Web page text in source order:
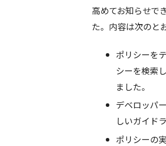
高めてお知らせで
た。内容は次のと
ポリシーを
シーを検索
ました。
デベロッパ
しいガイド
ポリシーの